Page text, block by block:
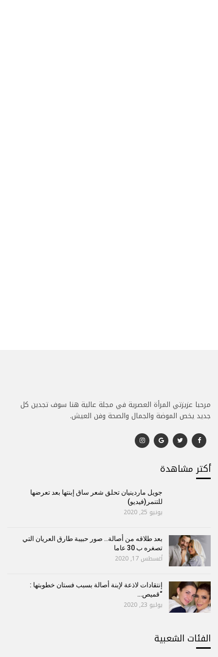
مرحبا عزيزتي المرأة العصرية في مجلة عالية هنا سوف تجدين كل
جديد يخص الموضة والجمال والصحة وفن العيش.
أكتر مشاهدة
جويل ماردينيان تحلق شعر ساق إبنتها بعد تعرضها
للتنمر(فيديو)
يونيو 25, 2020
بعد طلاقه من أصالة.. صور حبيبة طارق العريان التي
تصغره ب 30 عاما
أغسطس 17, 2020
إنتقادات لاذعة لإبنة أصالة بسبب فستان خطوبتها :
“قميص…
يوليو 23, 2020
الفئات الشعبية